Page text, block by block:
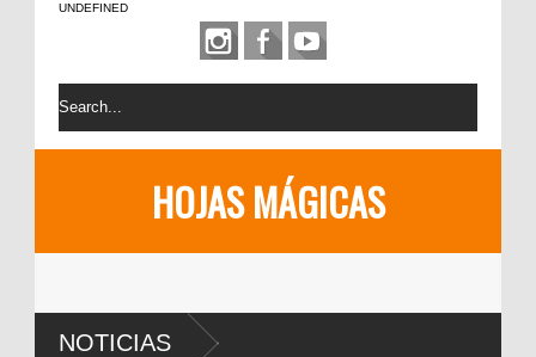
UNDEFINED
HOJAS MÁGICAS
NOTICIAS